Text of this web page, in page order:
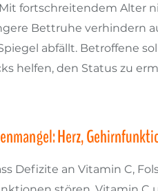
fortschreitendem Alter
Bettruhe verhindern
abfällt. Betroffene
helfen, den Status zu
Herz,
Defizite an Vitamin C,